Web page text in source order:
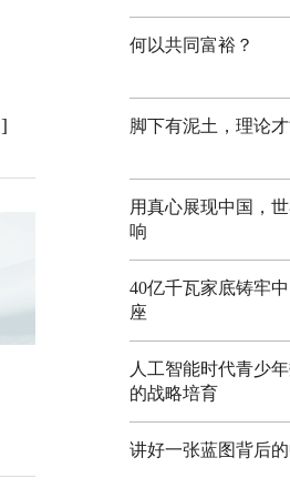
]
何以共同富裕？
脚下有泥土，理论
用真心展现中国，
响
40亿千瓦家底铸牢
座
人工智能时代青少
的战略培育
讲好一张蓝图背后